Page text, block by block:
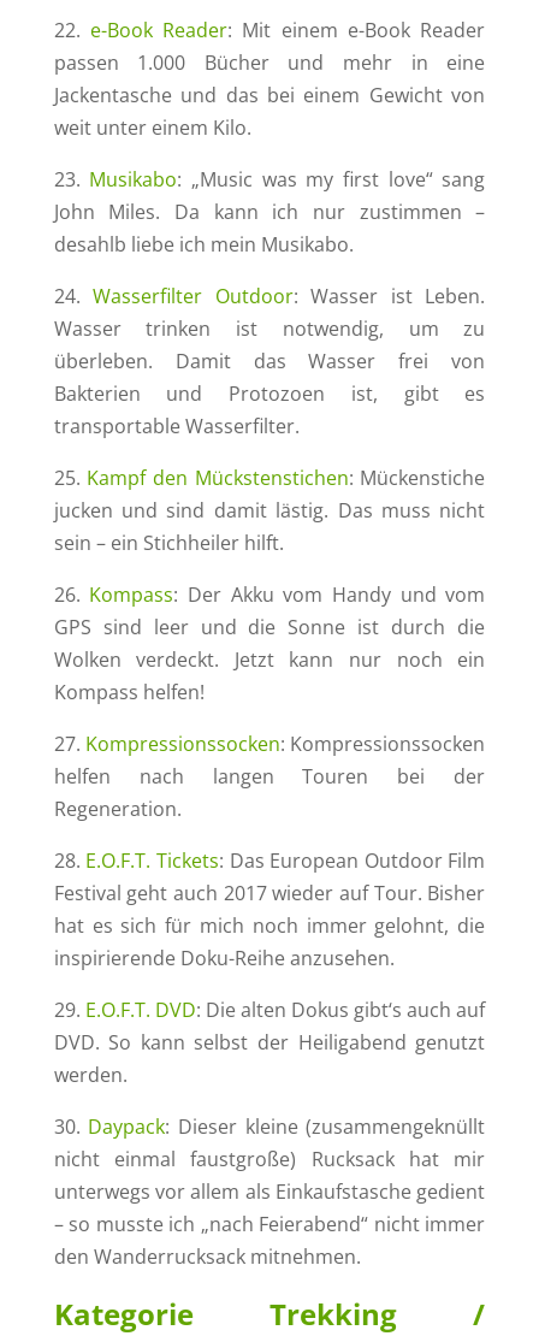
22. e-Book Reader: Mit einem e-Book Reader
passen 1.000 Bücher und mehr in eine
Jackentasche und das bei einem Gewicht von
weit unter einem Kilo.
23. Musikabo: „Music was my first love“ sang
John Miles. Da kann ich nur zustimmen –
desahlb liebe ich mein Musikabo.
24.Wasserfilter Outdoor: Wasser ist Leben.
Wasser trinken ist notwendig, um zu
überleben. Damit das Wasser frei von
Bakterien und Protozoen ist, gibt es
transportable Wasserfilter.
25. Kampf den Mückstenstichen: Mückenstiche
jucken und sind damit lästig. Das muss nicht
sein – ein Stichheiler hilft.
26. Kompass: Der Akku vom Handy und vom
GPS sind leer und die Sonne ist durch die
Wolken verdeckt. Jetzt kann nur noch ein
Kompass helfen!
27. Kompressionssocken: Kompressionssocken
helfen nach langen Touren bei der
Regeneration.
28. E.O.F.T. Tickets: Das European Outdoor Film
Festival geht auch 2017 wieder auf Tour. Bisher
hat es sich für mich noch immer gelohnt, die
inspirierende Doku-Reihe anzusehen.
29. E.O.F.T. DVD: Die alten Dokus gibt‘s auch auf
DVD. So kann selbst der Heiligabend genutzt
werden.
30. Daypack: Dieser kleine (zusammengeknüllt
nicht einmal faustgroße) Rucksack hat mir
unterwegs vor allem als Einkaufstasche gedient
– so musste ich „nach Feierabend“ nicht immer
den Wanderrucksack mitnehmen.
Kategorie Trekking /